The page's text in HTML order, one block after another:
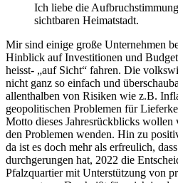
Ich liebe die
sichtbaren Heimatstadt.
Mir sind einige große Unternehmen
Hinblick auf Investitionen und
heisst- „auf Sicht“ fahren. Die
nicht ganz so einfach und
allenthalben von Risiken wie z.B.
geopolitischen Problemen für
Motto dieses Jahresrückblicks
den Problemen wenden. Hin zu
da ist es doch mehr als erfreulich,
durchgerungen hat, 2022 die
Pfalzquartier mit Unterstützung von